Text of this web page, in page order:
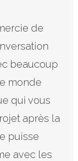
de
beaucoup
monde
qui vous
après la
puisse
avec les